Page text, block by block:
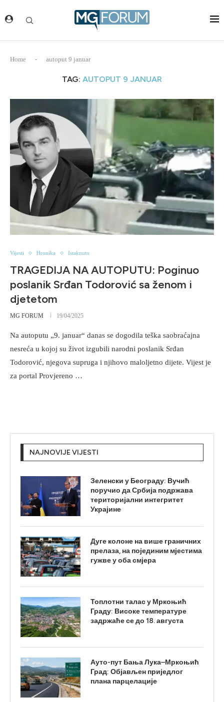
Home - autoput 9 januar
TAG: AUTOPUT 9 JANUAR
Vijesti Hronika Istaknuto
TRAGEDIJA NA AUTOPUTU: Poginuo
poslanik Srđan Todorović sa ženom i
djetetom
MG FORUM 19/04/2025
Na autoputu „9. januar“ danas se dogodila teška saobraćajna
nesreća u kojoj su život izgubili narodni poslanik Srđan
Todorović, njegova supruga i njihovo maloljetno dijete. Vijest je
za portal Provjereno …
NAJNOVIJE VIJESTI
Зеленски у Београду: Вучић
поручио да Србија подржава
територијални интегритет
Украјине
Дуге колоне на више граничних
прелаза, на појединим мјестима
гужве у оба смјера
Топлотни талас у Мркоњић
Граду: Високе температуре
задржаће се до 18. августа
Ауто-пут Бања Лука–Мркоњић
Град: Објављен приједлог
плана парцелације